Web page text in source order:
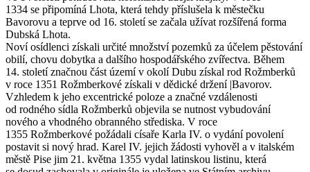
1334 se připomíná Lhota, která tehdy příslušela k městečku
Bavorovu a teprve od 16. století se začala užívat rozšířená forma
Dubská Lhota.
Noví osídlenci získali určité množství pozemků za účelem pěstování
obilí, chovu dobytka a dalšího hospodářského zvířectva. Během
14. století značnou část území v okolí Dubu získal rod Rožmberků
v roce 1351 Rožmberkové získali v dědické držení |Bavorov.
Vzhledem k jeho excentrické poloze a značné vzdálenosti
od rodného sídla Rožmberků objevila se nutnost vybudování
nového a vhodného obranného střediska. V roce
1355 Rožmberkové požádali císaře Karla IV. o vydání povolení
postavit si nový hrad. Karel IV. jejich žádosti vyhověl a v italském
městě Pise jim 21. května 1355 vydal latinskou listinu, která